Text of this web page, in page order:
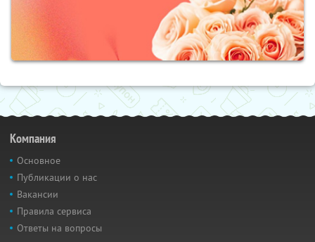
Компания
Основное
Публикации о нас
Вакансии
Правила сервиса
Ответы на вопросы